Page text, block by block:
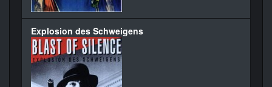
Explosion des Schweigens